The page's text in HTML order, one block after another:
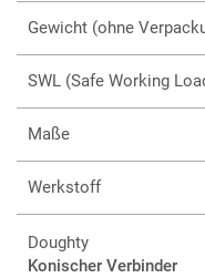
Gewicht (ohne
SWL (Safe Working
Maße
Werkstoff
Doughty
Konischer Verbinder